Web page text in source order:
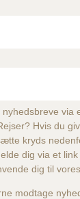
via
Hvis du
kryds
dig via et link
dig til vores
modtage